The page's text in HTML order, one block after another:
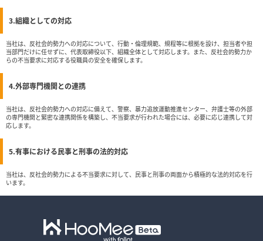
3.組織としての対応
当社は、反社会的勢力への対応について、行動・倫理規範、規程等に根拠を設け、担当者や担
当部門だけに任せずに、代表取締役以下、組織全体として対応します。また、反社会的勢力か
らの不当要求に対応する役職員の安全を確保します。
4.外部専門機関との連携
当社は、反社会的勢力への対応に備えて、警察、暴力追放運動推進センター、弁護士等の外部
の専門機関と緊密な連携関係を構築し、不当要求が行われた場合には、必要に応じ連携して対
応します。
5.有事における民事と刑事の法的対応
当社は、反社会的勢力による不当要求に対して、民事と刑事の両面から積極的な法的対応を行
います。